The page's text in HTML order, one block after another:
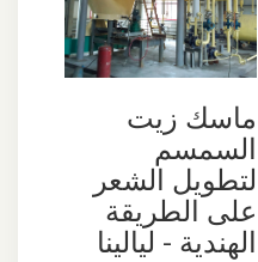
ماسك زيت
السمسم
لتطويل الشعر
على الطريقة
الهندية - ليالينا